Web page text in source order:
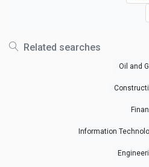
Related searches
Oil and
Information